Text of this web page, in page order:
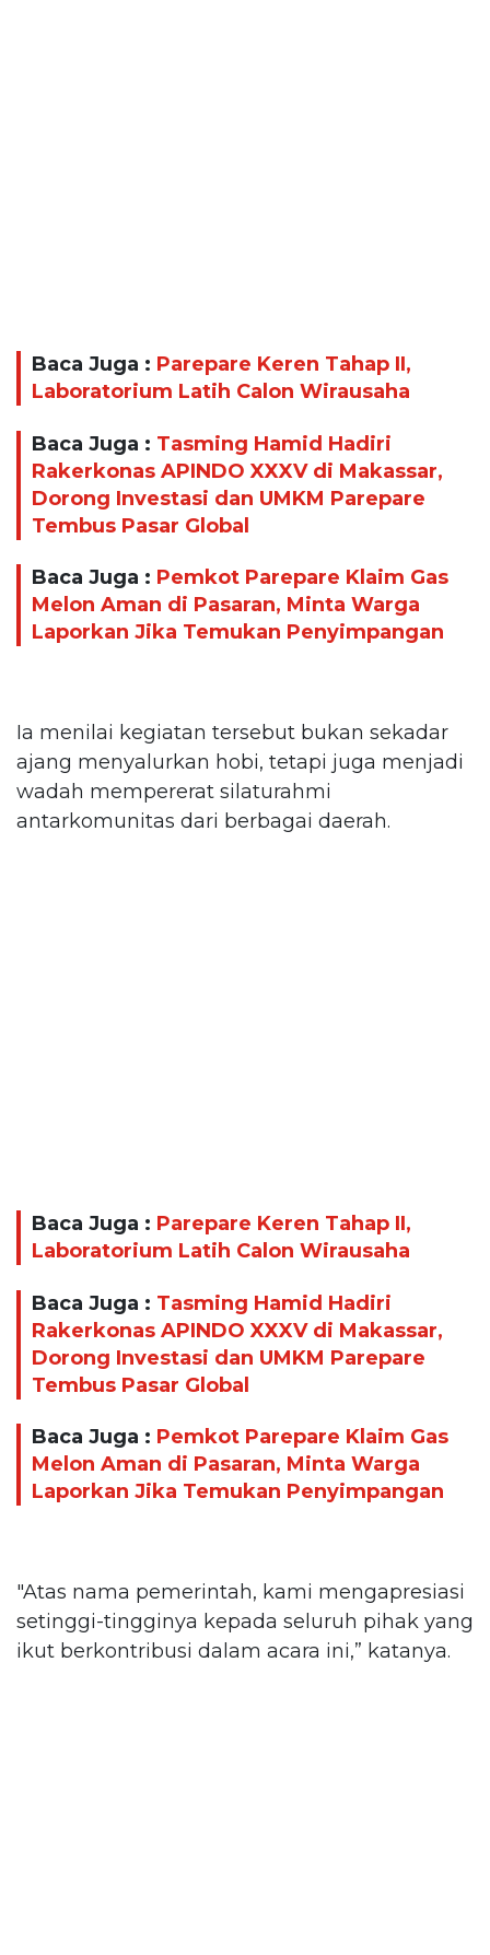
Baca Juga : Parepare Keren Tahap II,
Laboratorium Latih Calon Wirausaha
Baca Juga : Tasming Hamid Hadiri
Rakerkonas APINDO XXXV di Makassar,
Dorong Investasi dan UMKM Parepare
Tembus Pasar Global
Baca Juga : Pemkot Parepare Klaim Gas
Melon Aman di Pasaran, Minta Warga
Laporkan Jika Temukan Penyimpangan
Ia menilai kegiatan tersebut bukan sekadar
ajang menyalurkan hobi, tetapi juga menjadi
wadah mempererat silaturahmi
antarkomunitas dari berbagai daerah.
Baca Juga : Parepare Keren Tahap II,
Laboratorium Latih Calon Wirausaha
Baca Juga : Tasming Hamid Hadiri
Rakerkonas APINDO XXXV di Makassar,
Dorong Investasi dan UMKM Parepare
Tembus Pasar Global
Baca Juga : Pemkot Parepare Klaim Gas
Melon Aman di Pasaran, Minta Warga
Laporkan Jika Temukan Penyimpangan
"Atas nama pemerintah, kami mengapresiasi
setinggi-tingginya kepada seluruh pihak yang
ikut berkontribusi dalam acara ini,” katanya.